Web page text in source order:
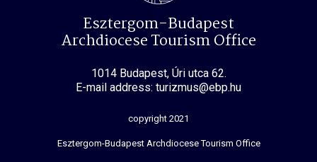
Esztergom-Budapest
Archdiocese Tourism Office
1014 Budapest, Úri utca 62.
E-mail address: turizmus@ebp.hu
copyright 2021
Esztergom-Budapest Archdiocese Tourism Office